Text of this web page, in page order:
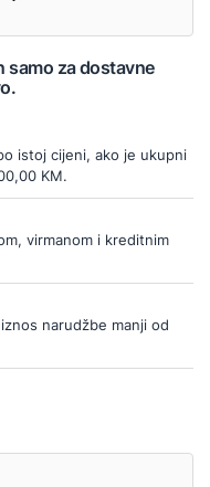
samo za dostavne
istoj cijeni, ako je ukupni
KM.
virmanom i kreditnim
narudžbe manji od